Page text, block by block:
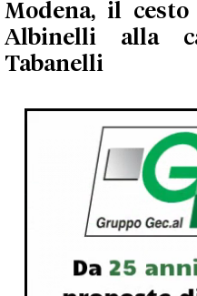
Modena, il
Albinelli alla
Tabanelli